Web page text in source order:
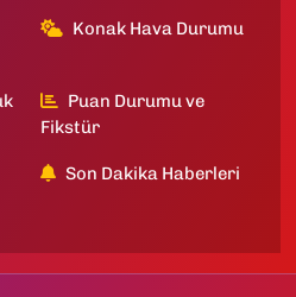
Konak Hava Durumu
Puan Durumu ve
Fikstür
Son Dakika Haberleri